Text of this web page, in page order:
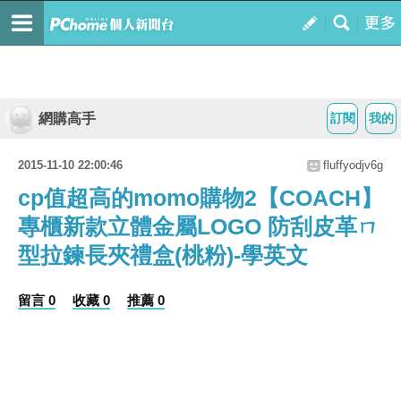
我的
訂閱
網購高手
2015-11-10 22:00:46 fluffyodjv6g
cp值超高的momo購物2【COACH】
專櫃新款立體金屬LOGO 防刮皮革ㄇ
型拉鍊長夾禮盒(桃粉)-學英文
留言 0 收藏 0 推薦 0